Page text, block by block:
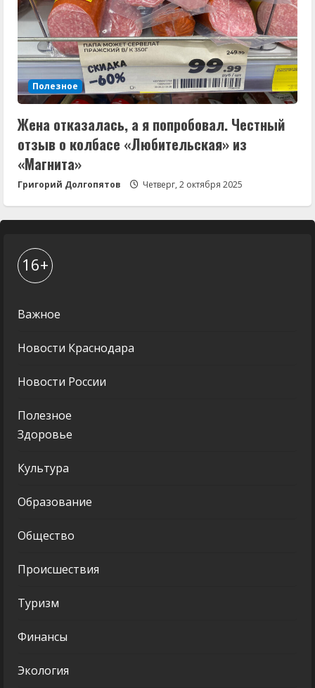
Полезное
Жена отказалась, а я попробовал. Честный
отзыв о колбасе «Любительская» из
«Магнита»
Григорий Долгопятов Четверг, 2 октября 2025
16+
Важное
Новости Краснодара
Новости России
Полезное
Здоровье
Культура
Образование
Общество
Происшествия
Туризм
Финансы
Экология